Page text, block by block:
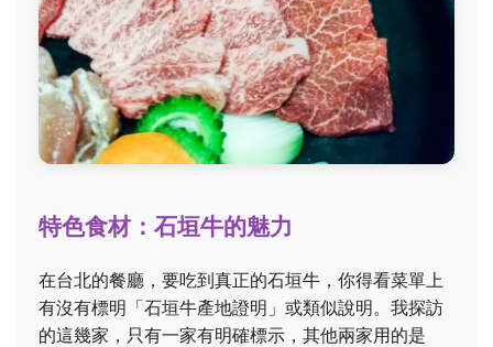
特色食材：石垣牛的魅力
在台北的餐廳，要吃到真正的石垣牛，你得看菜單上
有沒有標明「石垣牛產地證明」或類似說明。我探訪
的這幾家，只有一家有明確標示，其他兩家用的是